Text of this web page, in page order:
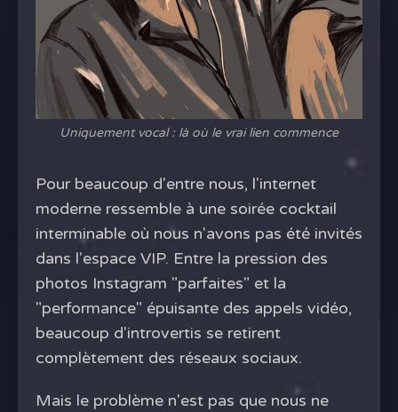
Uniquement vocal : là où le vrai lien commence
Pour beaucoup d'entre nous, l'internet
moderne ressemble à une soirée cocktail
interminable où nous n'avons pas été invités
dans l'espace VIP. Entre la pression des
photos Instagram "parfaites" et la
"performance" épuisante des appels vidéo,
beaucoup d'introvertis se retirent
complètement des réseaux sociaux.
Mais le problème n'est pas que nous ne